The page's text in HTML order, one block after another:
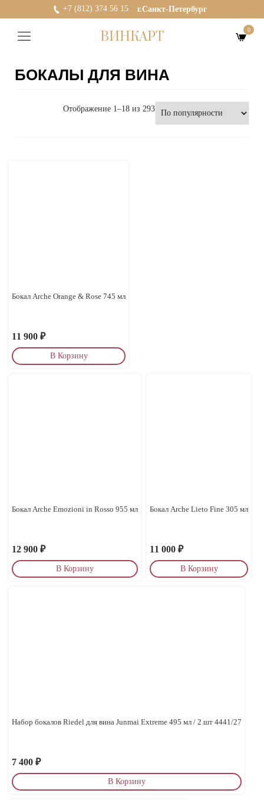
+7 (812) 374 56 15 г.Санкт-Петербург
ВИНКАРТ 0
БОКАЛЫ ДЛЯ ВИНА
Отображение 1–18 из 293
Бокал Arche Orange & Rose 745 мл
11 900 ₽
В Корзину
Бокал Arche Emozioni in Rosso 955 мл
12 900 ₽
В Корзину
Бокал Arche Lieto Fine 305 мл
11 000 ₽
В Корзину
Набор бокалов Riedel для вина Junmai Extreme 495 мл / 2 шт 4441/27
7 400 ₽
В Корзину